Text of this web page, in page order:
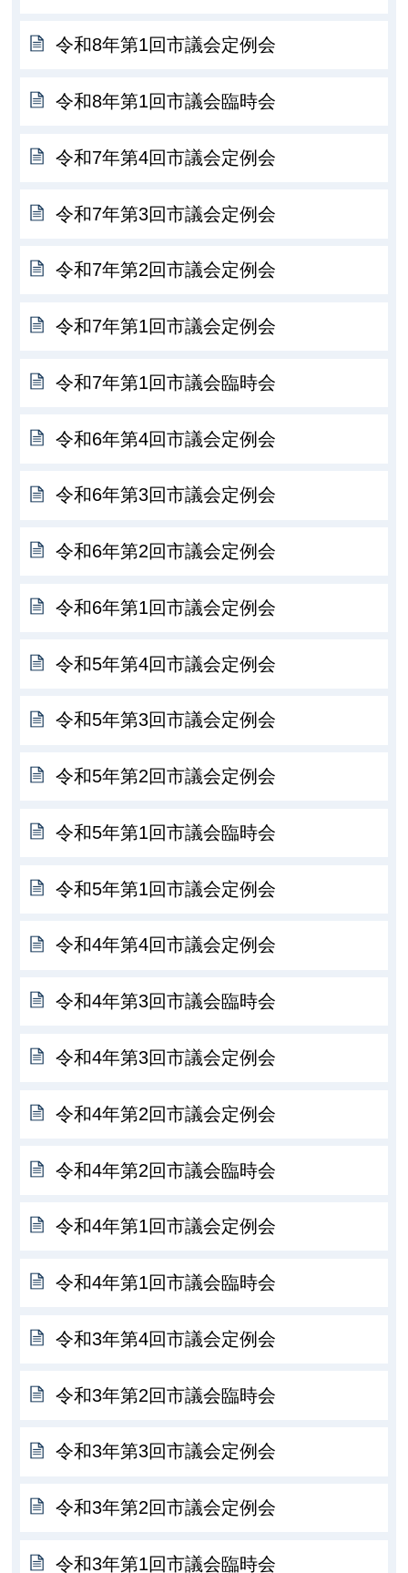
令和8年第1回市議会定例会
令和8年第1回市議会臨時会
令和7年第4回市議会定例会
令和7年第3回市議会定例会
令和7年第2回市議会定例会
令和7年第1回市議会定例会
令和7年第1回市議会臨時会
令和6年第4回市議会定例会
令和6年第3回市議会定例会
令和6年第2回市議会定例会
令和6年第1回市議会定例会
令和5年第4回市議会定例会
令和5年第3回市議会定例会
令和5年第2回市議会定例会
令和5年第1回市議会臨時会
令和5年第1回市議会定例会
令和4年第4回市議会定例会
令和4年第3回市議会臨時会
令和4年第3回市議会定例会
令和4年第2回市議会定例会
令和4年第2回市議会臨時会
令和4年第1回市議会定例会
令和4年第1回市議会臨時会
令和3年第4回市議会定例会
令和3年第2回市議会臨時会
令和3年第3回市議会定例会
令和3年第2回市議会定例会
令和3年第1回市議会臨時会